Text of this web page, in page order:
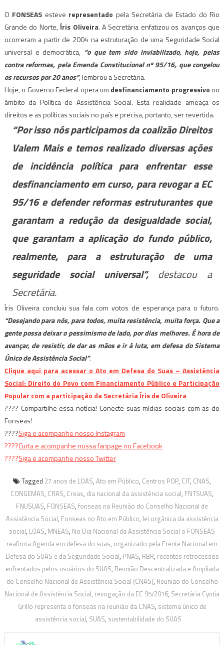
O FONSEAS esteve representado pela Secretária de Estado do Rio
Grande do Norte,Íris Oliveira. A Secretária enfatizou os avanços que
ocorreram a partir de 2004 na estruturação de uma Seguridade Social
universal e democrática, “o que tem sido inviabilizado, hoje, pelas
contra reformas, pela Emenda Constitucional nº 95/16, que congelou
os recursos por 20 anos”, lembrou a Secretária.
Hoje, o Governo Federal opera um desfinanciamento progressivono
âmbito da Política de Assistência Social. Esta realidade ameaça os
direitos e as políticas sociais no país e precisa, portanto, ser revertida.
“Por isso nós participamos da coalizão Direitos
Valem Mais e temos realizado diversas ações
de incidência política para enfrentar esse
desfinanciamento em curso, para revogar a EC
95/16 e defender reformas estruturantes que
garantam a redução da desigualdade social,
que garantam a aplicação do fundo público,
realmente, para a estruturação de uma
seguridade social universal”,destacou a
Secretária.
Íris Oliveira concluiu sua fala com votos de esperança para o futuro.
“Desejando para nós, para todos, muita resistência, muita força. Que a
gente possa deixar o pessimismo de lado, por dias melhores. É hora de
avançar, de resistir, de dar as mãos e ir à luta, em defesa do Sistema
Único de Assistência Social”.
Clique aqui para acessar o Ato em Defesa do Suas – Assistência
Social: Direito do Povo com Financiamento Público e Participação
Popular com a participação da Secretária Íris de Oliveira
???? Compartilhe essa notícia! Conecte suas mídias sociais com as do
Fonseas!
????Siga e acompanhe nosso Instagram
????Curta e acompanhe nossa fanpage no Facebook
????Siga e acompanhe nosso Twitter
Tagged 27 anos de LOAS, Ato em Público, Centros POP, CIT, CNAS,
CONGEMAS, CRAS, Creas, dia nacional da assistência social, FNTSUAS,
FNUSUAS, FONSEAS, fonseas na Reunião do Conselho Nacional de
Assistência Social, Fonseas no Ato em Público, lei orgânica da assistência
social, LOAS, MNEAS, No Dia Nacional da Assistência Social o FONSEAS
reafirma Agenda em defesa do suas, organizado pela Frente Nacional em
Defesa do SUAS e da Seguridade Social, PNAS, RBR, recentes retrocessos
enfrentados pelos usuários do SUAS, Reunião Descentralizada e Ampliada
do Conselho Nacional de Assistência Social (CNAS), Reunião do Conselho
Nacional de Assistência Social, revogação da EC 95/2016, Secretária Cyntia
Grillo representa o fonseas na reunião da CNAS, sistema único de
assistência social, SUAS, sustentabilidade do SUAS